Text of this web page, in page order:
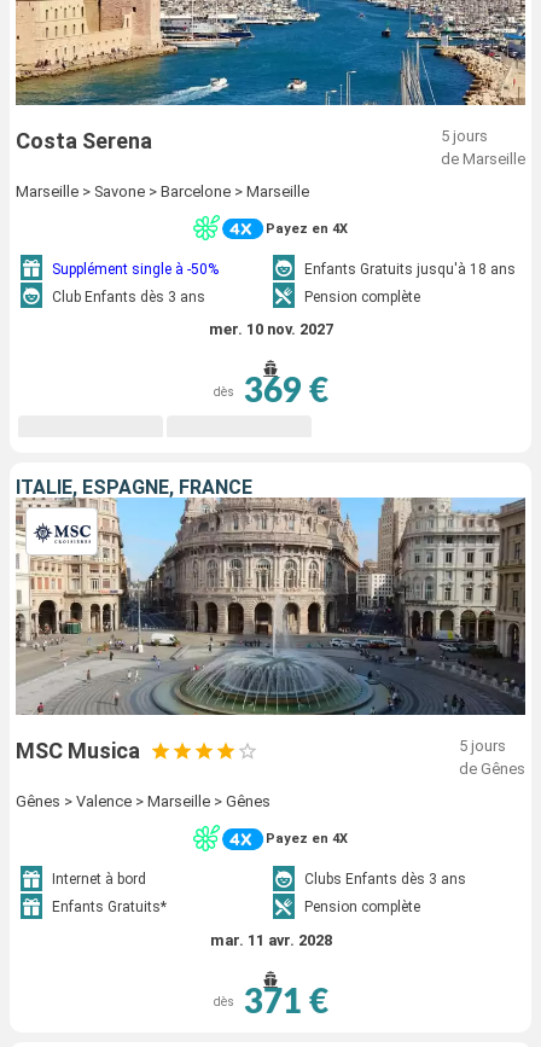
Costa Serena
5 jours
de Marseille
Marseille > Savone > Barcelone > Marseille
Payez en 4X
Supplément single à -50%
Enfants Gratuits jusqu'à 18 ans
Club Enfants dès 3 ans
Pension complète
mer. 10 nov. 2027
dès 369 €
ITALIE, ESPAGNE, FRANCE
MSC Musica
5 jours
de Gênes
Gênes > Valence > Marseille > Gênes
Payez en 4X
Internet à bord
Clubs Enfants dès 3 ans
Enfants Gratuits*
Pension complète
mar. 11 avr. 2028
dès 371 €